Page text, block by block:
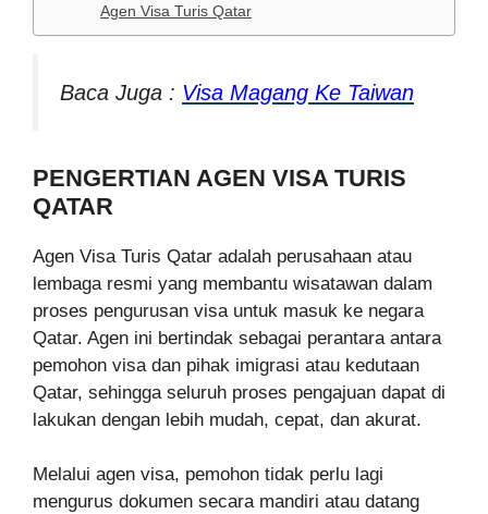
Agen Visa Turis Qatar
Baca Juga : Visa Magang Ke Taiwan
PENGERTIAN AGEN VISA TURIS
QATAR
Agen Visa Turis Qatar adalah perusahaan atau
lembaga resmi yang membantu wisatawan dalam
proses pengurusan visa untuk masuk ke negara
Qatar. Agen ini bertindak sebagai perantara antara
pemohon visa dan pihak imigrasi atau kedutaan
Qatar, sehingga seluruh proses pengajuan dapat di
lakukan dengan lebih mudah, cepat, dan akurat.
Melalui agen visa, pemohon tidak perlu lagi
mengurus dokumen secara mandiri atau datang